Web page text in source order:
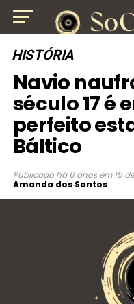
HISTÓRIA
Navio
século 17 é
perfeito
Báltico
Publicado há 6 anos em 15
Amanda dos Santos